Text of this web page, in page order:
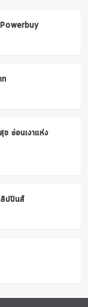
ซ่อนเงาแห่ง
ปปินส์